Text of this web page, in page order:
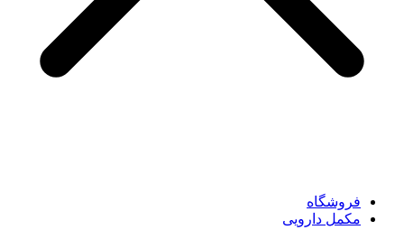
فروشگاه
مکمل دارویی